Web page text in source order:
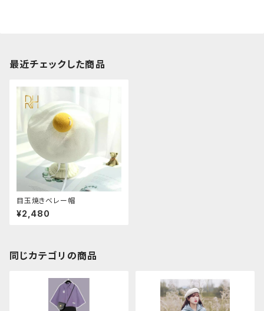
最近チェックした商品
目玉焼きベレー帽
¥2,480
同じカテゴリの商品